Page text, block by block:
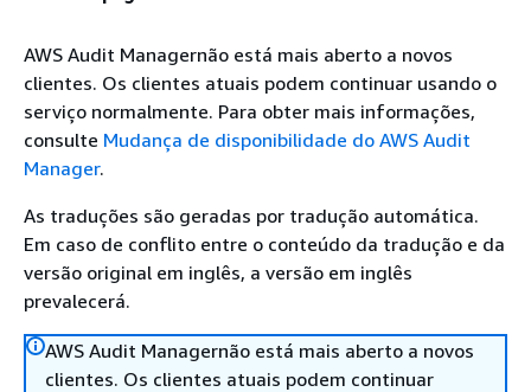
AWS Audit Managernão está mais aberto a novos
clientes. Os clientes atuais podem continuar usando o
serviço normalmente. Para obter mais informações,
consulte Mudança de disponibilidade do AWS Audit
Manager.
As traduções são geradas por tradução automática.
Em caso de conflito entre o conteúdo da tradução e da
versão original em inglês, a versão em inglês
prevalecerá.
AWS Audit Managernão está mais aberto a novos
clientes. Os clientes atuais podem continuar